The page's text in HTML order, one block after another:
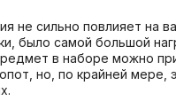
не сильно повлияет на
было самой большой
в наборе можно
но, по крайней мере,